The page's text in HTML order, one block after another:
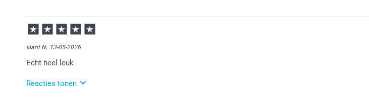
30-06-2026
12:14
Veel plezier van je bestelling!
klant N, 13-05-2026
Echt heel leuk
Reacties tonen